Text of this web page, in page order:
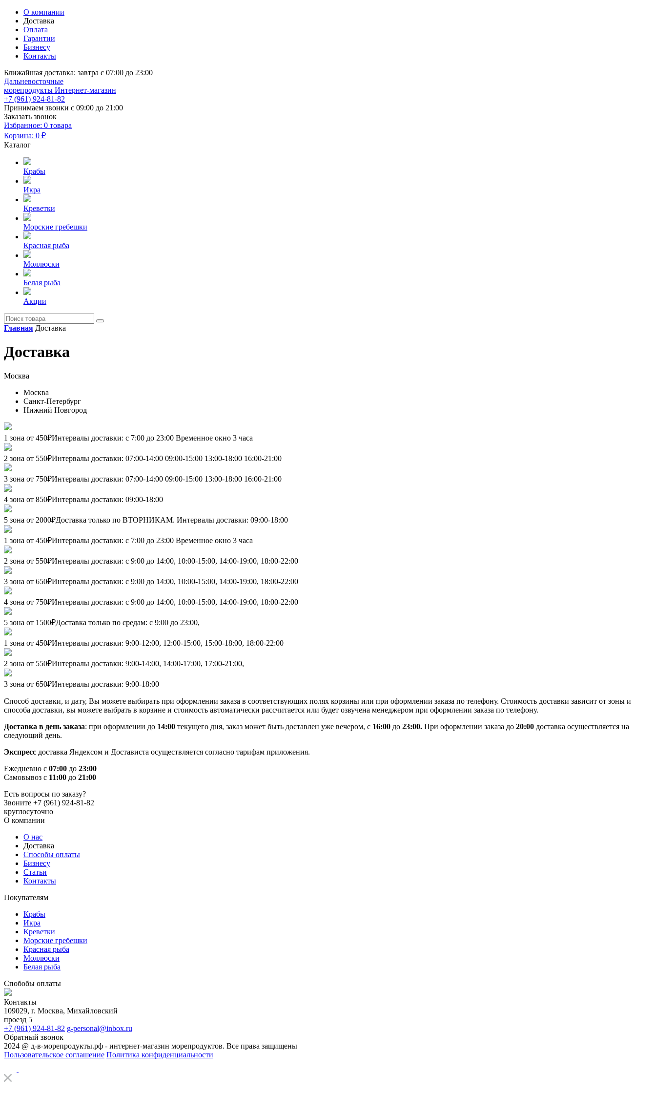
О компании
Доставка
Оплата
Гарантии
Бизнесу
Контакты
Ближайшая доставка: завтра с 07:00 до 23:00
Дальневосточные
морепродукты Интернет-магазин
+7 (961) 924-81-82
Принимаем звонки с 09:00 до 21:00
Заказать звонок
Избранное: 0 товара
Корзина: 0 ₽
Каталог
Крабы
Икра
Креветки
Морские гребешки
Красная рыба
Моллюски
Белая рыба
Акции
Главная Доставка
Доставка
Москва
Москва
Санкт-Петербург
Нижний Новгород
1 зона от 450₽Интервалы доставки: с 7:00 до 23:00 Временное окно 3 часа
2 зона от 550₽Интервалы доставки: 07:00-14:00 09:00-15:00 13:00-18:00 16:00-21:00
3 зона от 750₽Интервалы доставки: 07:00-14:00 09:00-15:00 13:00-18:00 16:00-21:00
4 зона от 850₽Интервалы доставки: 09:00-18:00
5 зона от 2000₽Доставка только по ВТОРНИКАМ. Интервалы доставки: 09:00-18:00
1 зона от 450₽Интервалы доставки: с 7:00 до 23:00 Временное окно 3 часа
2 зона от 550₽Интервалы доставки: с 9:00 до 14:00, 10:00-15:00, 14:00-19:00, 18:00-22:00
3 зона от 650₽Интервалы доставки: с 9:00 до 14:00, 10:00-15:00, 14:00-19:00, 18:00-22:00
4 зона от 750₽Интервалы доставки: с 9:00 до 14:00, 10:00-15:00, 14:00-19:00, 18:00-22:00
5 зона от 1500₽Доставка только по средам: с 9:00 до 23:00,
1 зона от 450₽Интервалы доставки: 9:00-12:00, 12:00-15:00, 15:00-18:00, 18:00-22:00
2 зона от 550₽Интервалы доставки: 9:00-14:00, 14:00-17:00, 17:00-21:00,
3 зона от 650₽Интервалы доставки: 9:00-18:00
Способ доставки, и дату, Вы можете выбирать при оформлении заказа в соответствующих полях корзины или при оформлении заказа по телефону. Стоимость доставки зависит от зоны и
способа доставки, вы можете выбрать в корзине и стоимость автоматически рассчитается или будет озвучена менеджером при оформлении заказа по телефону.
Доставка в день заказа: при оформлении до 14:00 текущего дня, заказ может быть доставлен уже вечером, с 16:00 до 23:00. При оформлении заказа до 20:00 доставка осуществляется на
следующий день.
Экспресс доставка Яндексом и Достависта осуществляется согласно тарифам приложения.
Ежедневно с 07:00 до 23:00
Самовывоз с 11:00 до 21:00
Есть вопросы по заказу?
Звоните +7 (961) 924-81-82
круглосуточно
О компании
О нас
Доставка
Способы оплаты
Бизнесу
Статьи
Контакты
Покупателям
Крабы
Икра
Креветки
Морские гребешки
Красная рыба
Моллюски
Белая рыба
Спобобы оплаты
Контакты
109029, г. Москва, Михайловский
проезд 5
+7 (961) 924-81-82 g-personal@inbox.ru
Обратный звонок
2024 @ д-в-морепродукты.рф - интернет-магазин морепродуктов. Все права защищены
Пользовательское соглашение Политика конфиденциальности